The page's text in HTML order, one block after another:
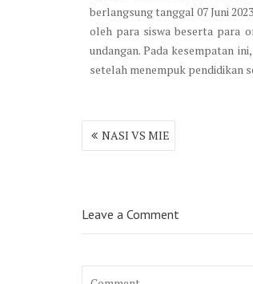
berlangsung tanggal 07 Juni
oleh para siswa beserta para
undangan. Pada kesempatan
setelah menempuk pendidikan
Post
navigation
NASI VS MIE
Leave a Comment